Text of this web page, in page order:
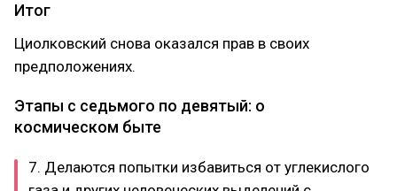
Итог
Циолковский снова оказался прав в своих
предположениях.
Этапы с седьмого по девятый: о
космическом быте
7. Делаются попытки избавиться от углекислого